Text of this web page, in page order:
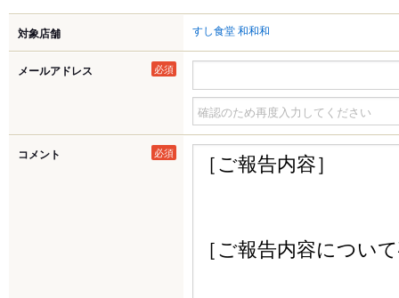
対象店舗 すし食堂 和和和
必須
メールアドレス
必須
コメント